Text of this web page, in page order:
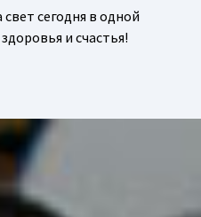
сегодня в одной
и счастья!